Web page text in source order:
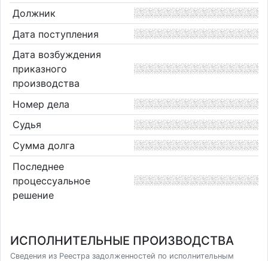
Должник
Дата поступления
Дата возбуждения
приказного
производства
Номер дела
Судья
Сумма долга
Последнее
процессуальное
решение
ИСПОЛНИТЕЛЬНЫЕ ПРОИЗВОДСТВА
Сведения из Реестра задолженностей по исполнительным